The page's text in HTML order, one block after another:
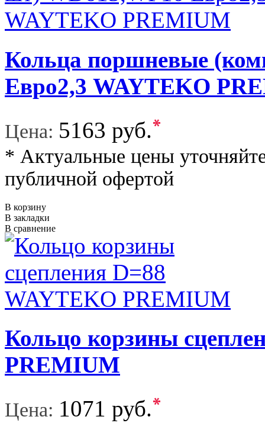
Кольца поршневые
Евро2,3 WAYTEKO
Цена: 5163 руб.*
* Актуальные цены
публичной офертой
В корзину
В закладки
В сравнение
Кольцо корзины
PREMIUM
Цена: 1071 руб.*